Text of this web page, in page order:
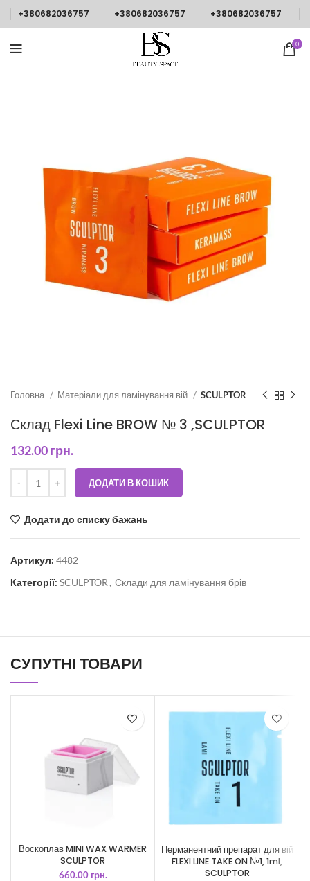
+380682036757 +380682036757 +380682036757
0
Головна Матеріали для ламінування вій SCULPTOR
Склад Flexi Line BROW № 3 ,SCULPTOR
132.00грн.
ДОДАТИ В КОШИК
Додати до списку бажань
Артикул: 4482
Категорії: SCULPTOR , Склади для ламінування брів
СУПУТНІ ТОВАРИ
Воскоплав MINI WAX WARMER
SCULPTOR
660.00 грн.
Перманентний препарат для вій
FLEXI LINE TAKE ON №1, ​​1ml,
SCULPTOR